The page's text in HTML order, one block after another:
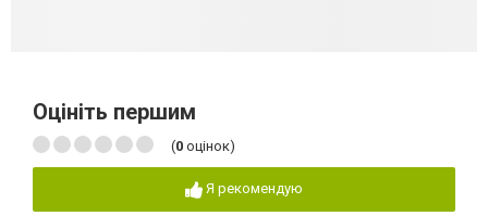
Оцініть першим
(0 оцінок)
Я рекомендую